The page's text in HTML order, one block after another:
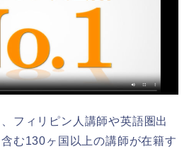
フィリピン人講師や英語圏出
む130ヶ国以上の講師が在籍す